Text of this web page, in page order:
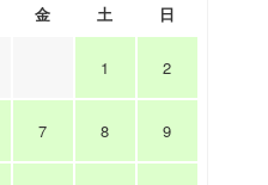
金 土 日
1 2
7 8 9